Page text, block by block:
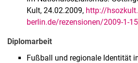
Kult, 24.02.2009, http://
berlin.de/rezensionen/2009-1-
Diplomarbeit
Fußball und regionale Identität